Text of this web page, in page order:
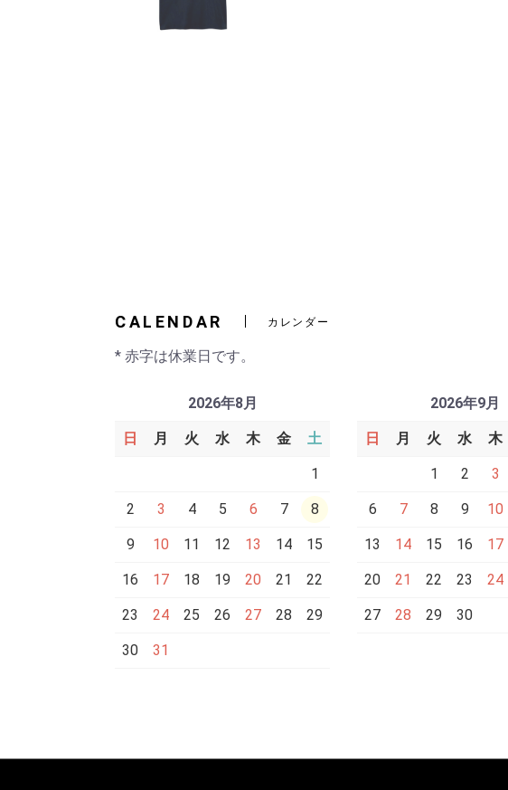
CALENDAR カレンダー
* 赤字は休業日です。
2026年8月
日 月 火 水 木 金 土
1
2 3 4 5 6 7 8
9 10 11 12 13 14 15
16 17 18 19 20 21 22
23 24 25 26 27 28 29
30 31
2026年9月
日 月 火 水 木
1 2 3
6 7 8 9 10
13 14 15 16 17
20 21 22 23 24
27 28 29 30